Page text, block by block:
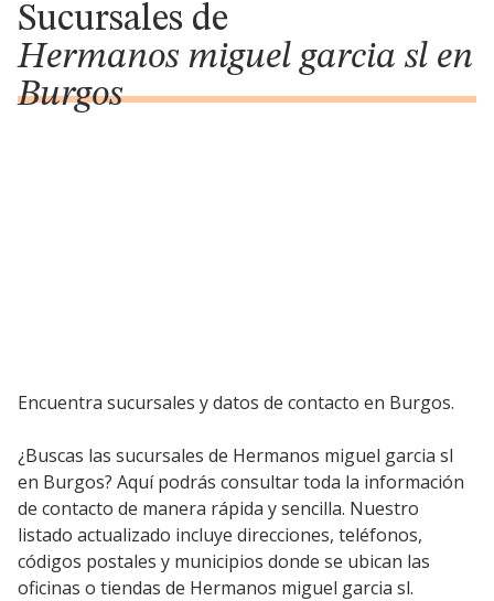
Sucursales de
Hermanos miguel garcia sl en
Burgos
Encuentra sucursales y datos de contacto en Burgos.
¿Buscas las sucursales de Hermanos miguel garcia sl
en Burgos? Aquí podrás consultar toda la información
de contacto de manera rápida y sencilla. Nuestro
listado actualizado incluye direcciones, teléfonos,
códigos postales y municipios donde se ubican las
oficinas o tiendas de Hermanos miguel garcia sl.